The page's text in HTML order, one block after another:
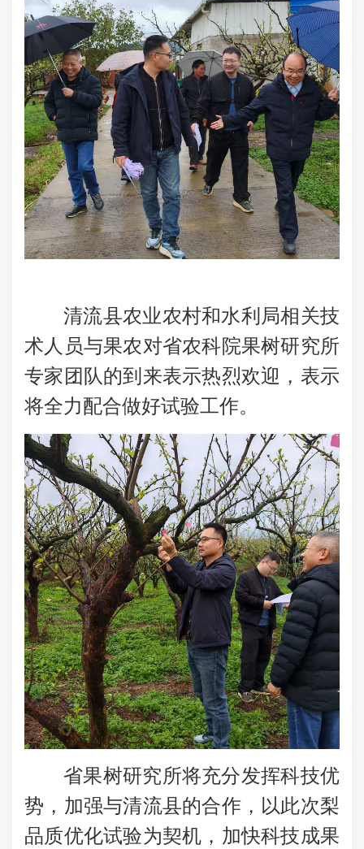
清流县农业农村和水利局相关技
术人员与果农对省农科院果树研究所
专家团队的到来表示热烈欢迎，表示
将全力配合做好试验工作。
省果树研究所将充分发挥科技优
势，加强与清流县的合作，以此次梨
品质优化试验为契机，加快科技成果